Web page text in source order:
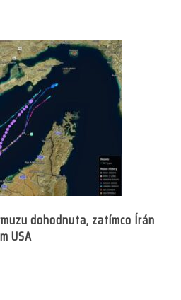
dohodnuta, zatímco Írán
USA